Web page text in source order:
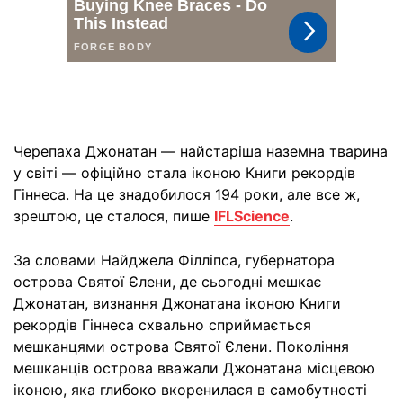
Черепаха Джонатан — найстаріша наземна тварина
у світі — офіційно стала іконою Книги рекордів
Гіннеса. На це знадобилося 194 роки, але все ж,
зрештою, це сталося, пише IFLScience.
За словами Найджела Філліпса, губернатора
острова Святої Єлени, де сьогодні мешкає
Джонатан, визнання Джонатана іконою Книги
рекордів Гіннеса схвально сприймається
мешканцями острова Святої Єлени. Покоління
мешканців острова вважали Джонатана місцевою
іконою, яка глибоко вкоренилася в самобутності